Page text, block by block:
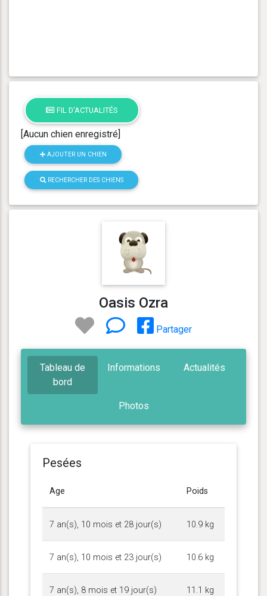
FIL D'ACTUALITÉS
[Aucun chien enregistré]
AJOUTER UN CHIEN
RECHERCHER DES CHIENS
Oasis Ozra
Partager
Tableau de
bord
Informations Actualités
Photos
Pesées
Age Poids
7 an(s), 10 mois et 28 jour(s) 10.9 kg
7 an(s), 10 mois et 23 jour(s) 10.6 kg
7 an(s), 8 mois et 19 jour(s) 11.1 kg